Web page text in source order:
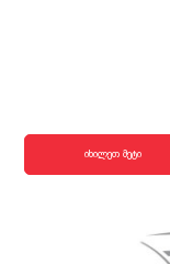
იხილეთ მეტი